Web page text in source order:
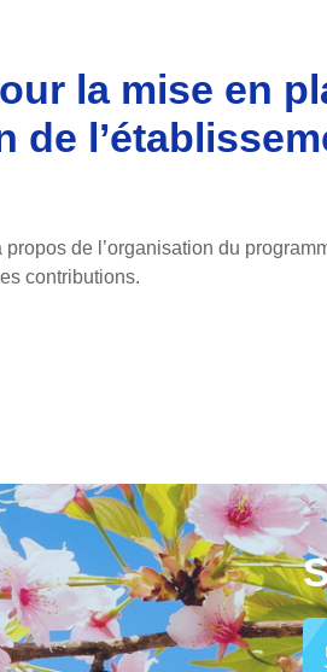
la mise en
de
de l’organisation du
contributions.